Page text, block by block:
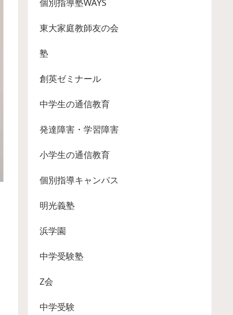
東大家庭教師友の会
塾
創英ゼミナール
中学生の通信教育
発達障害・学習障害
小学生の通信教育
個別指導キャンパス
明光義塾
浜学園
中学受験塾
Z会
中学受験